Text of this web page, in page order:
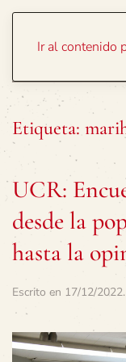
Ir al contenido
Etiqueta:
UCR:
desde la
hasta la
Escrito en 17/12/2022